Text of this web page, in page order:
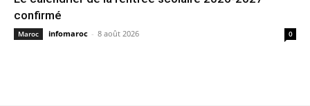
confirmé
Maroc infomaroc - 8 août 2026 0